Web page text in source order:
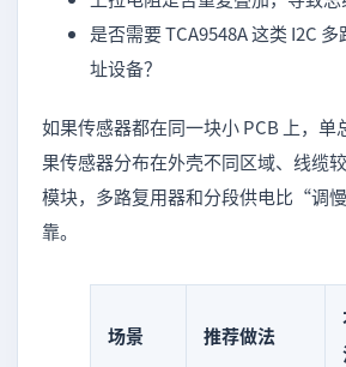
是否需要 TCA9548A 这类 I2C
址设备？
如果传感器都在同一块小 PCB 上，单
果传感器分布在外壳不同区域、线缆
模块，多路复用器和分段供电比“调
靠。
场景 推荐做法